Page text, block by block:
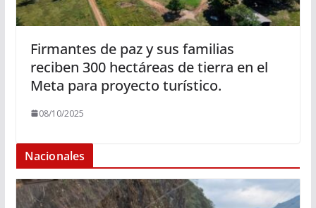
Firmantes de paz y sus familias
reciben 300 hectáreas de tierra en el
Meta para proyecto turístico.
08/10/2025
Nacionales